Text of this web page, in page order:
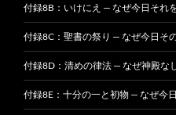
付録8B：いけにえ — なぜ今日それ
付録8C：聖書の祭り — なぜ今日そ
付録8D：清めの律法 — なぜ神殿な
付録8E：十分の一と初物 — なぜ今